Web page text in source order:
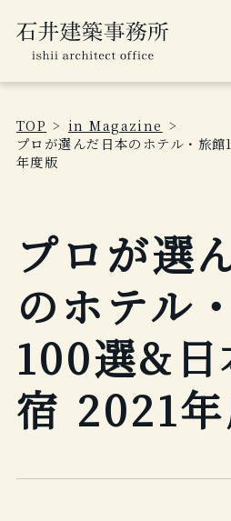
TOP
in Magazine
プロが選んだ日本のホテル・旅
年度版
プロが選
のホテル
100選&日
宿 2021